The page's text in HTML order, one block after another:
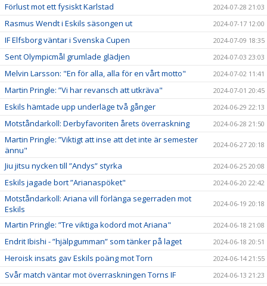
Förlust mot ett fysiskt Karlstad 2024-07-28 21:03
Rasmus Wendt i Eskils säsongen ut 2024-07-17 12:00
IF Elfsborg väntar i Svenska Cupen 2024-07-09 18:35
Sent Olympicmål grumlade glädjen 2024-07-03 23:03
Melvin Larsson: "En för alla, alla för en vårt motto" 2024-07-02 11:41
Martin Pringle: ”Vi har revansch att utkräva" 2024-07-01 20:45
Eskils hämtade upp underläge två gånger 2024-06-29 22:13
Motståndarkoll: Derbyfavoriten årets överraskning 2024-06-28 21:50
Martin Pringle: ”Viktigt att inse att det inte är semester
ännu"
2024-06-27 20:18
Jiu jitsu nycken till ”Andys” styrka 2024-06-25 20:08
Eskils jagade bort ”Arianaspöket" 2024-06-20 22:42
Motståndarkoll: Ariana vill förlänga segerraden mot
Eskils
2024-06-19 20:18
Martin Pringle: ”Tre viktiga kodord mot Ariana" 2024-06-18 21:08
Endrit Ibishi - ”hjälpgumman” som tänker på laget 2024-06-18 20:51
Heroisk insats gav Eskils poäng mot Torn 2024-06-14 21:55
Svår match väntar mot överraskningen Torns IF 2024-06-13 21:23